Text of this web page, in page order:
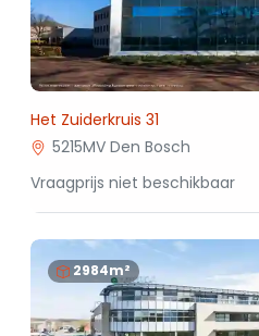
Het Zuiderkruis 31
5215MV Den Bosch
Vraagprijs niet beschikbaar
2984m²